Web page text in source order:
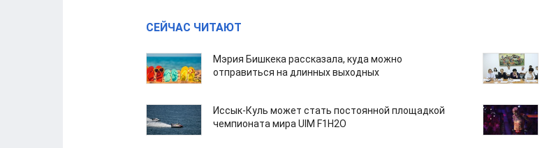
СЕЙЧАС ЧИТАЮТ
Мэрия Бишкека рассказала, куда можно
отправиться на длинных выходных
Иссык-Куль может стать постоянной площадкой
чемпионата мира UIM F1H2O